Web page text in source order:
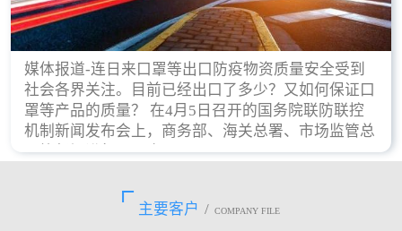
媒体报道-连日来口罩等出口防疫物资质量安全受到
社会各界关注。目前已经出口了多少？又如何保证口
罩等产品的质量？ 在4月5日召开的国务院联防联控
机制新闻发布会上，商务部、海关总署、市场监管总
局等部门进行了回应。
主要客户 / COMPANY FILE